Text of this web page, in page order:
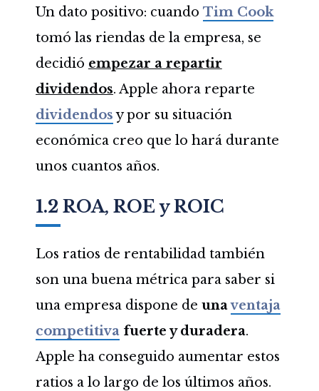
Un dato positivo: cuando Tim Cook
tomó las riendas de la empresa, se
decidió empezar a repartir
dividendos. Apple ahora reparte
dividendosy por su situación
económica creo que lo hará durante
unos cuantos años.
1.2 ROA, ROE y ROIC
Los ratios de rentabilidad también
son una buena métrica para saber si
una empresa dispone de unaventaja
competitivafuerte y duradera.
Apple ha conseguido aumentar estos
ratios a lo largo de los últimos años.